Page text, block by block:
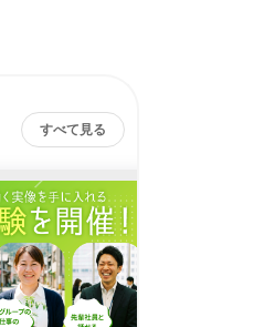
すべて見る